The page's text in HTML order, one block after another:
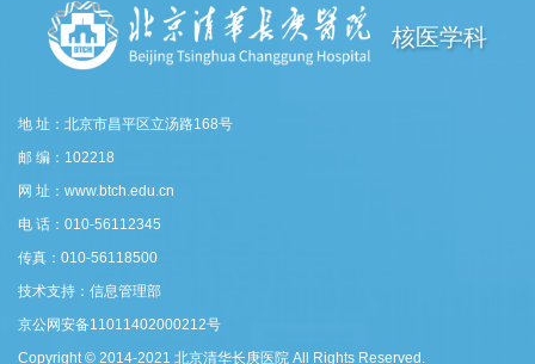
核医学科
地 址：北京市昌平区立汤路168号
邮 编：102218
网 址：www.btch.edu.cn
电 话：010-56112345
传真：010-56118500
技术支持：信息管理部
京公网安备11011402000212号
Copyright © 2014-2021 北京清华长庚医院 All Rights Reserved.